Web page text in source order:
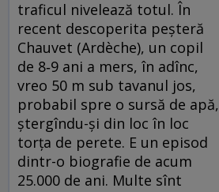
traficul nivelează totul. În
recent descoperita peșteră
Chauvet (Ardèche), un copil
de 8‑9 ani a mers, în adînc,
vreo 50 m sub tavanul jos,
probabil spre o sursă de apă,
ștergîndu-și din loc în loc
torța de perete. E un episod
dintr-o biografie de acum
25.000 de ani. Multe sînt